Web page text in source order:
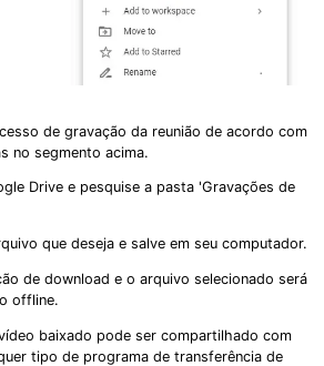
de gravação da reunião de acordo com
no segmento acima.
Drive e pesquise a pasta 'Gravações de
que deseja e salve em seu computador.
de download e o arquivo selecionado será
offline.
baixado pode ser compartilhado com
tipo de programa de transferência de